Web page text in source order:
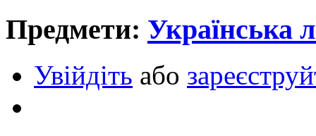
Предмети: Українська
Увійдіть або